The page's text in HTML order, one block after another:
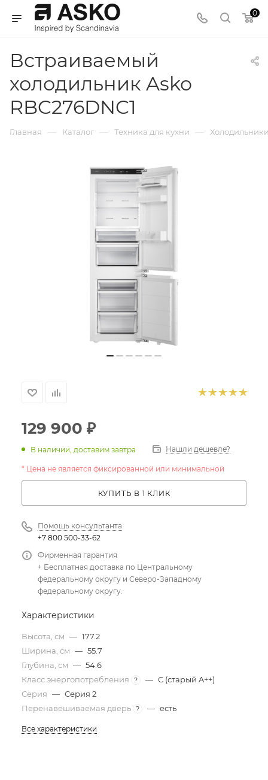
0
Встраиваемый
холодильник Asko
RBC276DNC1
Главная — Каталог — Техника для кухни —
129 900 ₽
В наличии, доставим завтра Нашли дешевле?
* Цена не является фиксированной или минимальной
КУПИТЬ В 1 КЛИК
Помощь консультанта
+7 800 500-33-62
Фирменная гарантия
+ Бесплатная доставка по Центральному
федеральному округу и Северо-Западному
федеральному округу.
Характеристики
Высота, см — 177.2
Ширина, см — 55.7
Глубина, см — 54.6
Класс энергопотребления
? — C (старый A++)
Серия — Серия 2
Перенавешиваемая дверь ? — есть
Все характеристики